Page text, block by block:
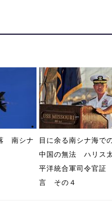
南シナ
目に余る南シナ海で
中国の無法 ハリス
平洋統合軍司令官証
言 その４